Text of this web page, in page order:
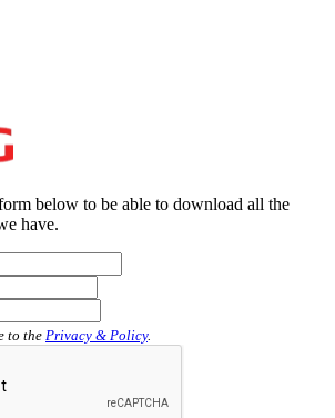
90′ with Metal Insert SCG AW
SCG AW
with Metal Insert SCG AW
PVC Flange SCG AW
AW
AW
Warna
below to be able to download all the
have.
to the Privacy & Policy.